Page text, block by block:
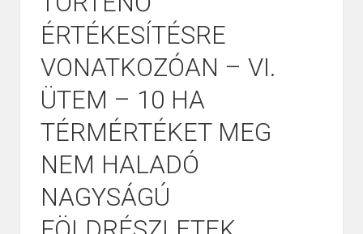
ÉRTÉKESÍTÉSRE
VONATKOZÓAN – VI.
ÜTEM – 10 HA
TÉRMÉRTÉKET MEG
NEM HALADÓ
NAGYSÁGÚ